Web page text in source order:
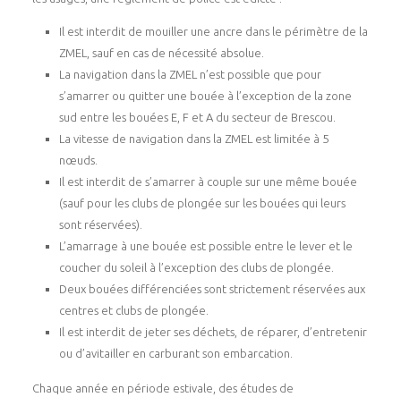
Il est interdit de mouiller une ancre dans le périmètre de la
ZMEL, sauf en cas de nécessité absolue.
La navigation dans la ZMEL n’est possible que pour
s’amarrer ou quitter une bouée à l’exception de la zone
sud entre les bouées E, F et A du secteur de Brescou.
La vitesse de navigation dans la ZMEL est limitée à 5
nœuds.
Il est interdit de s’amarrer à couple sur une même bouée
(sauf pour les clubs de plongée sur les bouées qui leurs
sont réservées).
L’amarrage à une bouée est possible entre le lever et le
coucher du soleil à l’exception des clubs de plongée.
Deux bouées différenciées sont strictement réservées aux
centres et clubs de plongée.
Il est interdit de jeter ses déchets, de réparer, d’entretenir
ou d’avitailler en carburant son embarcation.
Chaque année en période estivale, des études de